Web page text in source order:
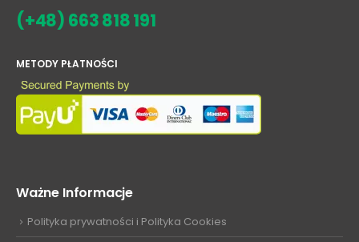
(+48) 663 818 191
METODY PŁATNOŚCI
Ważne Informacje
Polityka prywatności i Polityka Cookies